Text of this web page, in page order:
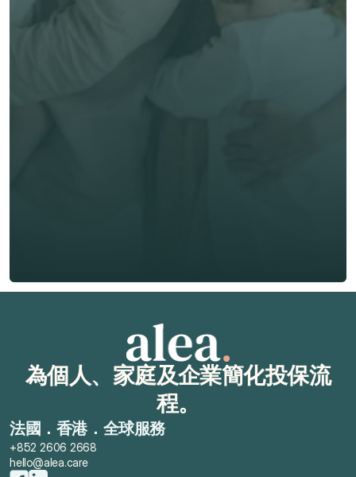
立即獲取獨立客觀建議
索取免費報價
為個人、家庭及企業簡化投保流
程。
法國．香港．全球服務
+852 2606 2668
hello@alea.care